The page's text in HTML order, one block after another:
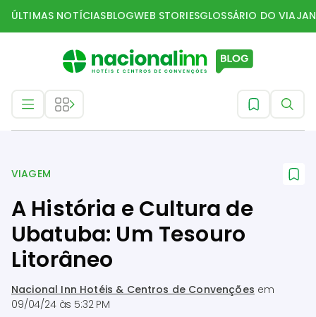
ÚLTIMAS NOTÍCIASBLOGWEB STORIESGLOSSÁRIO DO
VIAGEM
A História e Cultura de
Ubatuba: Um Tesouro
Litorâneo
Nacional Inn Hotéis & Centros de Convenções em
09/04/24 às 5:32 PM